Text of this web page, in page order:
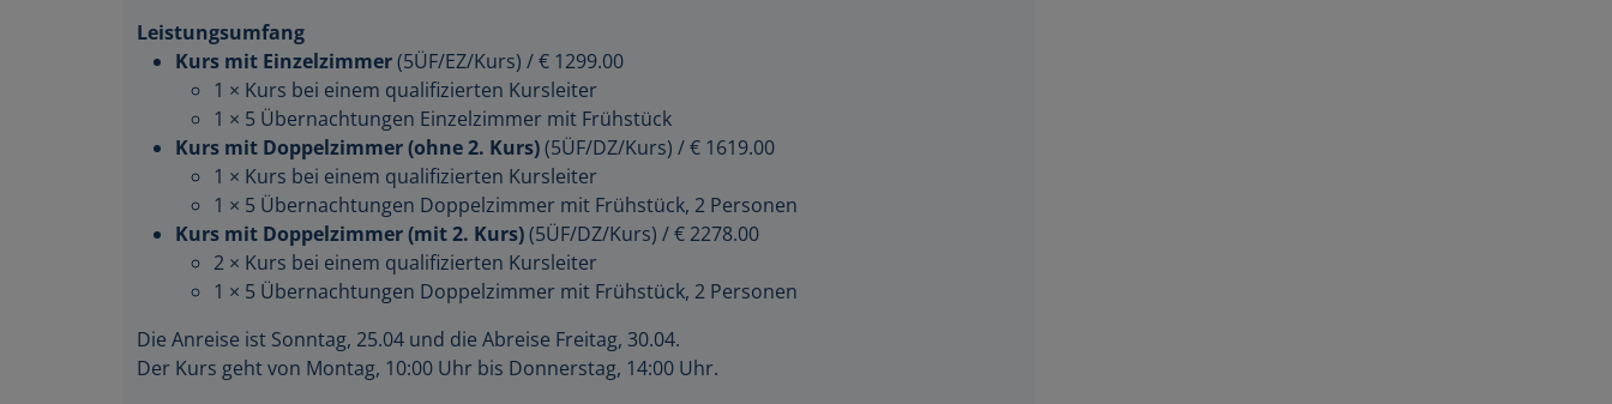
Leistungsumfang
Kurs mit Einzelzimmer(5ÜF/EZ/Kurs) /€ 1299.00
1 × Kurs bei einem qualifizierten Kursleiter
1 × 5 Übernachtungen Einzelzimmer mit Frühstück
Kurs mit Doppelzimmer (ohne 2. Kurs)(5ÜF/DZ/Kurs) /€ 1619.00
1 × Kurs bei einem qualifizierten Kursleiter
1 × 5 Übernachtungen Doppelzimmer mit Frühstück, 2 Personen
Kurs mit Doppelzimmer (mit 2. Kurs)(5ÜF/DZ/Kurs) /€ 2278.00
2 × Kurs bei einem qualifizierten Kursleiter
1 × 5 Übernachtungen Doppelzimmer mit Frühstück, 2 Personen
Die Anreise ist Sonntag, 25.04 und die Abreise Freitag, 30.04.
Der Kurs geht von Montag, 10:00 Uhr bis Donnerstag, 14:00 Uhr.